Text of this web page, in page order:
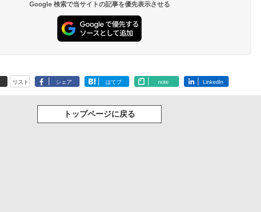
Google 検索で当サイトの記事を優先表示させる
リスト シェア はてブ note LinkedIn
トップページに戻る